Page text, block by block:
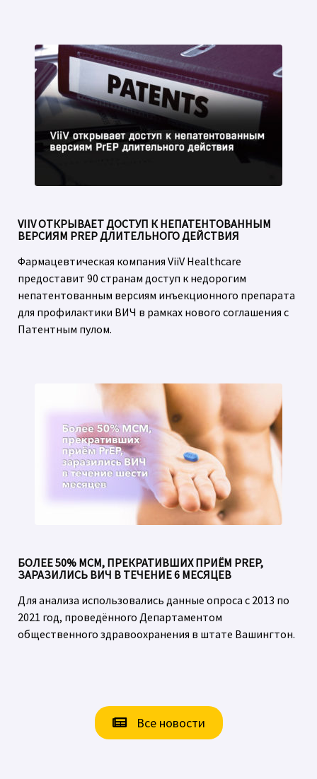
VIIV ОТКРЫВАЕТ ДОСТУП К НЕПАТЕНТОВАННЫМ
ВЕРСИЯМ PREP ДЛИТЕЛЬНОГО ДЕЙСТВИЯ
Фармацевтическая компания ViiV Healthcare
предоставит 90 странам доступ к недорогим
непатентованным версиям инъекционного препарата
для профилактики ВИЧ в рамках нового соглашения с
Патентным пулом.
БОЛЕЕ 50% МСМ, ПРЕКРАТИВШИХ ПРИЁМ PREP,
ЗАРАЗИЛИСЬ ВИЧ В ТЕЧЕНИЕ 6 МЕСЯЦЕВ
Для анализа использовались данные опроса с 2013 по
2021 год, проведённого Департаментом
общественного здравоохранения в штате Вашингтон.
Все новости